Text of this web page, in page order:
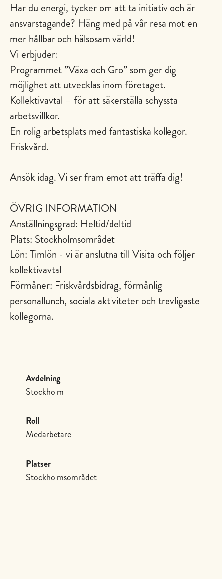
Har du energi, tycker om att ta initiativ och är
ansvarstagande? Häng med på vår resa mot en
mer hållbar och hälsosam värld!
Vi erbjuder:
Programmet ”Växa och Gro” som ger dig
möjlighet att utvecklas inom företaget.
Kollektivavtal – för att säkerställa schyssta
arbetsvillkor.
En rolig arbetsplats med fantastiska kollegor.
Friskvård.
Ansök idag. Vi ser fram emot att träffa dig!
ÖVRIG INFORMATION
Anställningsgrad: Heltid/deltid
Plats: Stockholmsområdet
Lön: Timlön - vi är anslutna till Visita och följer
kollektivavtal
Förmåner: Friskvårdsbidrag, förmånlig
personallunch, sociala aktiviteter och trevligaste
kollegorna.
Avdelning
Stockholm
Roll
Medarbetare
Platser
Stockholmsområdet